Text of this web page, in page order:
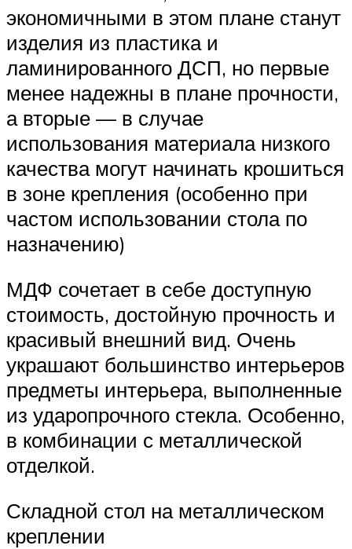
экономичными в этом плане станут
изделия из пластика и
ламинированного ДСП, но первые
менее надежны в плане прочности,
а вторые — в случае
использования материала низкого
качества могут начинать крошиться
в зоне крепления (особенно при
частом использовании стола по
назначению)
МДФ сочетает в себе доступную
стоимость, достойную прочность и
красивый внешний вид. Очень
украшают большинство интерьеров
предметы интерьера, выполненные
из ударопрочного стекла. Особенно,
в комбинации с металлической
отделкой.
Складной стол на металлическом
креплении